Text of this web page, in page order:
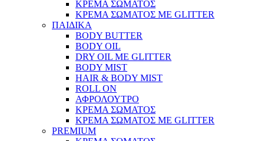
ΚΡΕΜΑ ΣΩΜΑΤΟΣ
ΚΡΕΜΑ ΣΩΜΑΤΟΣ ΜΕ GLITTER
ΠΑΙΔΙΚΑ
BODY BUTTER
BODY OIL
DRY OIL ΜΕ GLITTER
BODY MIST
HAIR & BODY MIST
ROLL ON
ΑΦΡΟΛΟΥΤΡΟ
ΚΡΕΜΑ ΣΩΜΑΤΟΣ
ΚΡΕΜΑ ΣΩΜΑΤΟΣ ΜΕ GLITTER
PREMIUM